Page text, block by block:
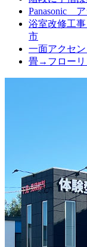
Panasonic
浴室改修工
市
一面アクセ
畳→フロー